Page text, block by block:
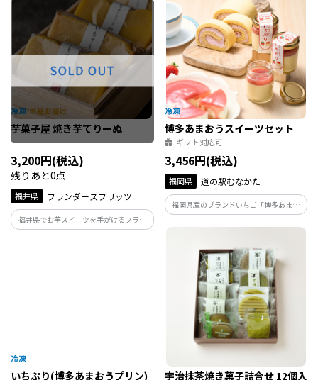
夏は炭酸割り、冬はホットがおいしい柚
子。 人気の組み合わせ3本セットのギフト
です。
コ、自家製あんこに特製クリームを合わ
せた小倉あんの3種類をお楽しみいただけ
ます。
芋菓子屋 焼き芋てりーぬ
3,200円(税込)
残りあと0点
福井県 フランダースフリッツ
福井県でお芋スイーツを手がけるフラン
ダースフリッツのこだわりが詰まった焼
博多あまおうスイーツセット
ギフト対応可
3,456円(税込)
福岡県 道の駅むなかた
福岡県産のブランドいちご「博多あまお
う」を贅沢に使用した、プリンとロール
ケーキの特別なスイーツセットです。 甘
魅力を存分に味わえる一品です。
いちぷり(博多あまおうプリン)
宇治抹茶焼き菓子詰合せ 12個入